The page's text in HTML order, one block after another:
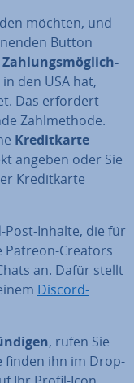
möchten, und
Button
Zah­lungs­mög­lich­
den USA hat,
Das erfordert
Zahl­me­tho­de.
Kre­dit­kar­te
angeben oder Sie
Kre­dit­kar­te
Post-Inhalte, die für
Patreon-Creators
an. Dafür stellt
Discord-
, rufen Sie
finden ihn im Drop-